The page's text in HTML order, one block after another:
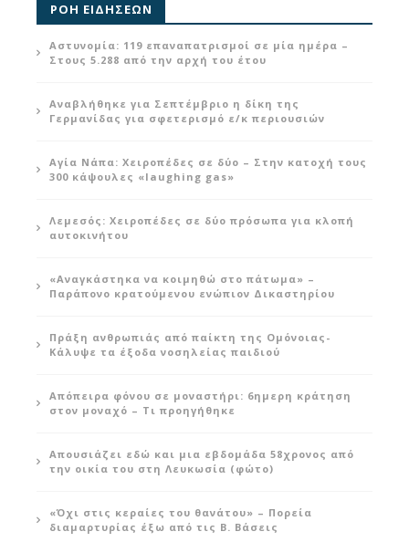
ΡΟΗ ΕΙΔΗΣΕΩΝ
Αστυνομία: 119 επαναπατρισμοί σε μία ημέρα –
Στους 5.288 από την αρχή του έτου
Αναβλήθηκε για Σεπτέμβριο η δίκη της
Γερμανίδας για σφετερισμό ε/κ περιουσιών
Αγία Νάπα: Χειροπέδες σε δύο – Στην κατοχή τους
300 κάψουλες «laughing gas»
Λεμεσός: Χειροπέδες σε δύο πρόσωπα για κλοπή
αυτοκινήτου
«Αναγκάστηκα να κοιμηθώ στο πάτωμα» –
Παράπονο κρατούμενου ενώπιον Δικαστηρίου
Πράξη ανθρωπιάς από παίκτη της Ομόνοιας-
Κάλυψε τα έξοδα νοσηλείας παιδιού
Απόπειρα φόνου σε μοναστήρι: 6ημερη κράτηση
στον μοναχό – Τι προηγήθηκε
Απουσιάζει εδώ και μια εβδομάδα 58χρονος από
την οικία του στη Λευκωσία (φώτο)
«Όχι στις κεραίες του θανάτου» – Πορεία
διαμαρτυρίας έξω από τις Β. Βάσεις